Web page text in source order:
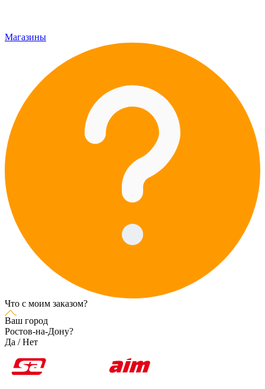
Магазины
Что с моим заказом?
Ваш город
Ростов-на-Дону?
Да /Нет